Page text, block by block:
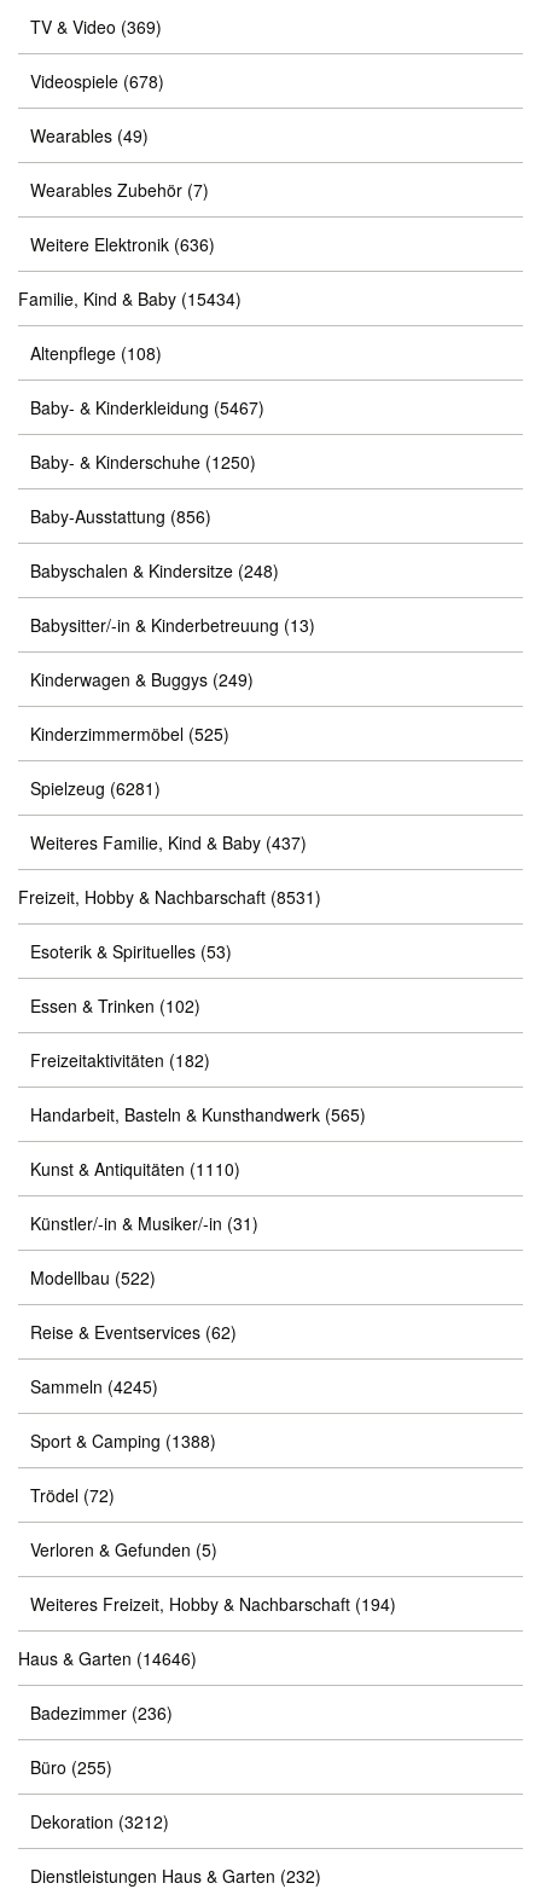
TV & Video (369)
Videospiele (678)
Wearables (49)
Wearables Zubehör (7)
Weitere Elektronik (636)
Familie, Kind & Baby (15434)
Altenpflege (108)
Baby- & Kinderkleidung (5467)
Baby- & Kinderschuhe (1250)
Baby-Ausstattung (856)
Babyschalen & Kindersitze (248)
Babysitter/-in & Kinderbetreuung (13)
Kinderwagen & Buggys (249)
Kinderzimmermöbel (525)
Spielzeug (6281)
Weiteres Familie, Kind & Baby (437)
Freizeit, Hobby & Nachbarschaft (8531)
Esoterik & Spirituelles (53)
Essen & Trinken (102)
Freizeitaktivitäten (182)
Handarbeit, Basteln & Kunsthandwerk (565)
Kunst & Antiquitäten (1110)
Künstler/-in & Musiker/-in (31)
Modellbau (522)
Reise & Eventservices (62)
Sammeln (4245)
Sport & Camping (1388)
Trödel (72)
Verloren & Gefunden (5)
Weiteres Freizeit, Hobby & Nachbarschaft (194)
Haus & Garten (14646)
Badezimmer (236)
Büro (255)
Dekoration (3212)
Dienstleistungen Haus & Garten (232)